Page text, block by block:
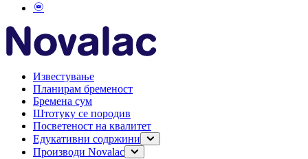
Известување
Планирам бременост
Бремена сум
Штотуку се породив
Посветеност на квалитет
Едукативни содржини
Планирање на бременост
Производи Novalac